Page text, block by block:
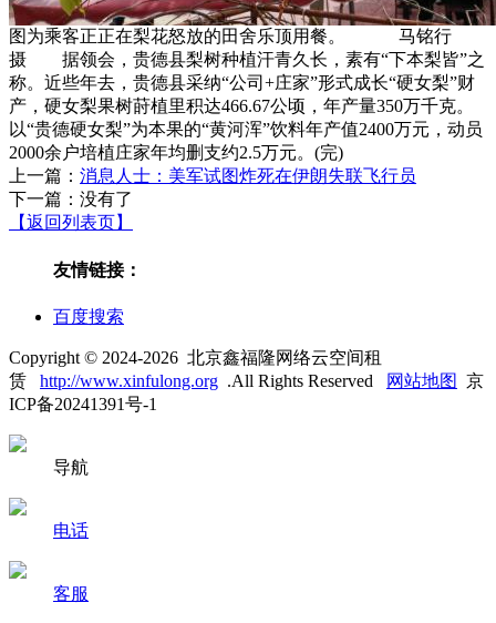
图为乘客正正在梨花怒放的田舍乐顶用餐。 马铭行
摄 据领会，贵德县梨树种植汗青久长，素有“下本梨皆”之
称。近些年去，贵德县采纳“公司+庄家”形式成长“硬女梨”财
产，硬女梨果树莳植里积达466.67公顷，年产量350万千克。
以“贵德硬女梨”为本果的“黄河浑”饮料年产值2400万元，动员
2000余户培植庄家年均删支约2.5万元。(完)
上一篇： 消息人士：美军试图炸死在伊朗失联飞行员
下一篇：没有了
【返回列表页】
友情链接：
百度搜索
Copyright © 2024-2026 北京鑫福隆网络云空间租
赁 http://www.xinfulong.org .All Rights Reserved 网站地图 京
ICP备20241391号-1
导航
电话
客服